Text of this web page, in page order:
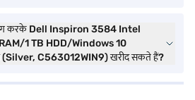
करके Dell Inspiron 3584 Intel
1 TB HDD/Windows 10
C563012WIN9) खरीद सकते हैं?